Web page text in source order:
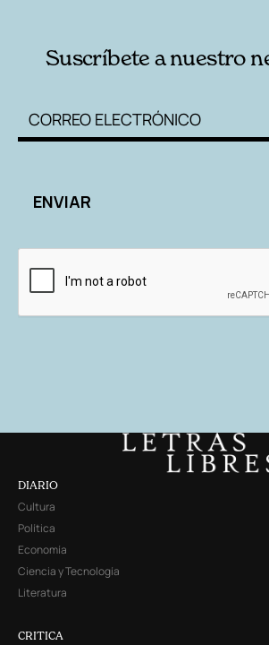
Suscríbete a nuestro
DIARIO
Cultura
Política
Economía
Ciencia y Tecnología
Literatura
CRITICA